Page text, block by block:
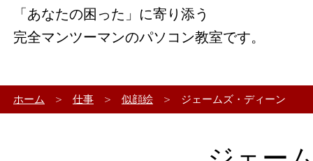
「あなたの困った」に寄り添う
完全マンツーマンのパソコン教室です。
ホーム > 仕事 > 似顔絵 > ジェームズ・ディーン